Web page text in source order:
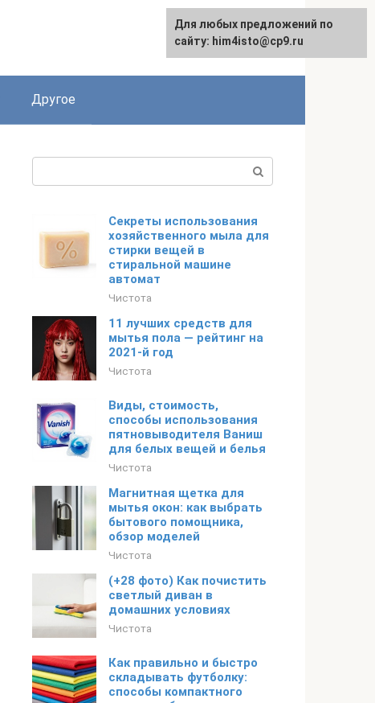
Другое
Секреты использования
хозяйственного мыла для
стирки вещей в
стиральной машине
автомат
Чистота
11 лучших средств для
мытья пола — рейтинг на
2021-й год
Чистота
Виды, стоимость,
способы использования
пятновыводителя Ваниш
для белых вещей и белья
Чистота
Магнитная щетка для
мытья окон: как выбрать
бытового помощника,
обзор моделей
Чистота
(+28 фото) Как почистить
светлый диван в
домашних условиях
Чистота
Как правильно и быстро
складывать футболку:
способы компактного
Для любых предложений по
сайту: him4isto@cp9.ru